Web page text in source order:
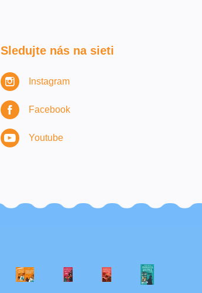
Sledujte nás na sieti
Instagram
Facebook
Youtube